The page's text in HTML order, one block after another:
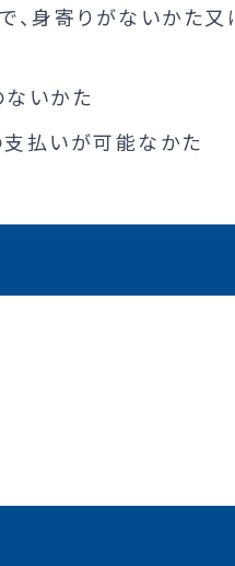
、身寄りがないかた
いかた
払いが可能なかた